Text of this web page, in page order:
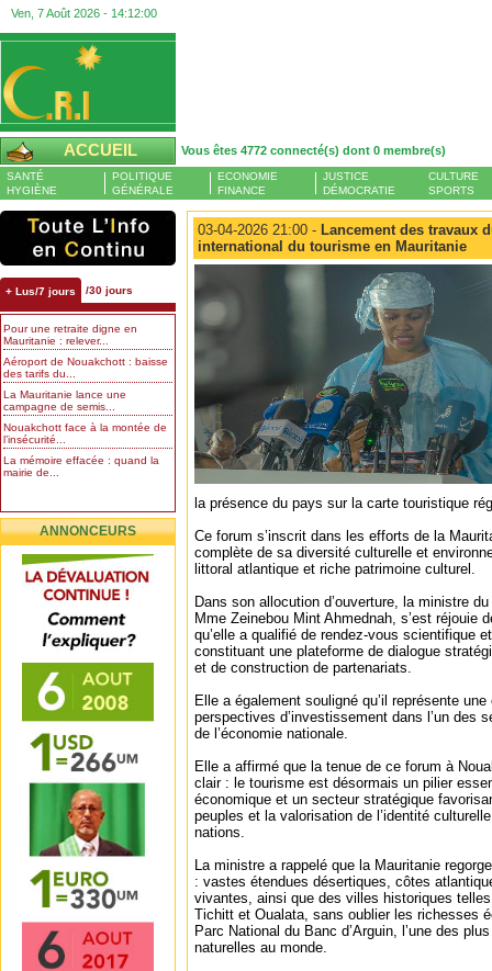
Ven, 7 Août 2026 - 14:12:01
ACCUEIL Vous êtes 4772 connecté(s) dont 0 membre(s)
SANTÉ
HYGIÈNE
POLITIQUE
GÉNÉRALE
ECONOMIE
FINANCE
JUSTICE
DÉMOCRATIE
CULTURE
SPORTS
+ Lus/7 jours /30 jours
Pour une retraite digne en
Mauritanie : relever...
Aéroport de Nouakchott : baisse
des tarifs du...
La Mauritanie lance une
campagne de semis...
Nouakchott face à la montée de
l’insécurité...
La mémoire effacée : quand la
mairie de...
ANNONCEURS
03-04-2026 21:00 - Lancement des travaux
international du tourisme en Mauritanie
la présence du pays sur la carte touristique
Ce forum s’inscrit dans les efforts de la
complète de sa diversité culturelle et
littoral atlantique et riche patrimoine culturel.
Dans son allocution d’ouverture, la ministre
Mme Zeinebou Mint Ahmednah, s’est réjouie
qu’elle a qualifié de rendez-vous scientifique
constituant une plateforme de dialogue
et de construction de partenariats.
Elle a également souligné qu’il représente
perspectives d’investissement dans l’un des
de l’économie nationale.
Elle a affirmé que la tenue de ce forum à
clair : le tourisme est désormais un pilier
économique et un secteur stratégique
peuples et la valorisation de l’identité
nations.
La ministre a rappelé que la Mauritanie
: vastes étendues désertiques, côtes
vivantes, ainsi que des villes historiques
Tichitt et Oualata, sans oublier les richesses
Parc National du Banc d’Arguin, l’une des
naturelles au monde.